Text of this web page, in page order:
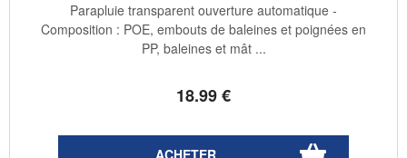
18.99€
Parapluie transparent ouverture automatique -
Composition : POE, embouts de baleines et poignées en
PP, baleines et mât ...